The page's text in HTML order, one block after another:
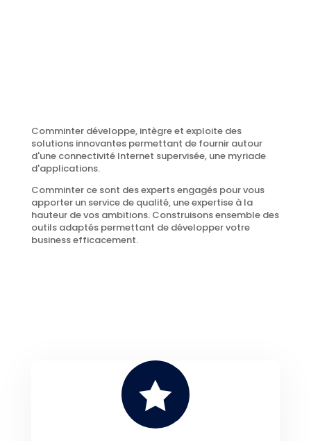
Comminter développe, intègre et exploite des
solutions innovantes permettant de fournir autour
d'une connectivité Internet supervisée, une myriade
d'applications.
Comminter ce sont des experts engagés pour vous
apporter un service de qualité, une expertise à la
hauteur de vos ambitions. Construisons ensemble des
outils adaptés permettant de développer votre
business efficacement.
